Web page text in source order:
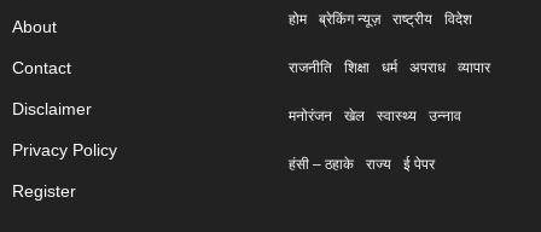
About
Contact
Disclaimer
Privacy Policy
Register
होम ब्रेकिंग न्यूज़ राष्ट्रीय विदेश
राजनीति शिक्षा धर्म अपराध व्यापार
मनोरंजन खेल स्वास्थ्य उन्नाव
हंसी – ठहाके राज्य ई पेपर